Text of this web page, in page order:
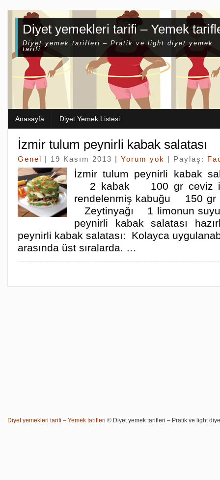
Diyet yemekleri tarifi – Yemek
Diyet yemek tarifleri – Pratik ve light diyet yemek
tarifi
Anasayfa Diyet Yemek Listesi
İzmir tulum peynirli kabak salatası
Genel | 19 Kasım 2013 | Yorum yok | Paylaş:
İzmir tulum peynirli kabak
2 kabak 100 gr ceviz
rendelenmiş kabuğu 150 gr
Zeytinyağı 1 limonun
peynirli kabak salatası
peynirli kabak salatası: Kolayca
arasında üst sıralarda. …
Diyet yemekleri tarifi – Yemek tarifleri © Diyet yemek tarifleri – Pratik ve light